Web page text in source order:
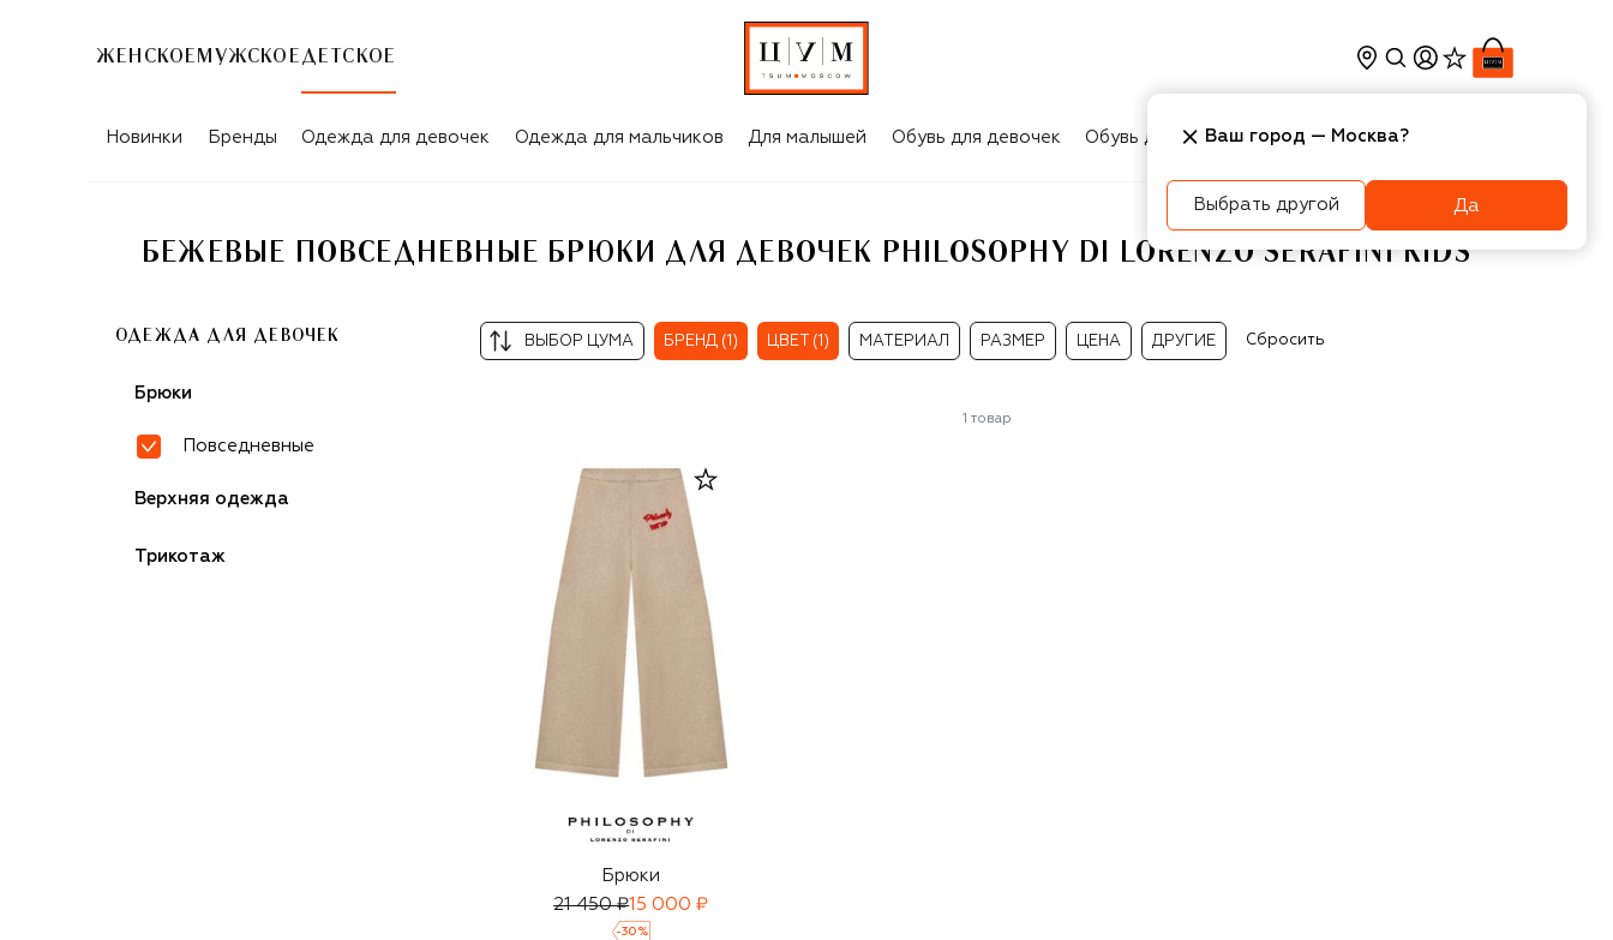
ЖЕНСКОЕ МУЖСКОЕ ДЕТСКОЕ
БЕЖЕВЫЕ ПОВСЕДНЕВНЫЕ БРЮКИ ДЛЯ ДЕВОЧЕК PHILOSOPHY DI LORENZO SERAFINI KIDS
Новинки Бренды Одежда для девочек Одежда для мальчиков Для малышей Обувь для девочек Обувь для мальчиков Игрушки Аксесcуары
БЕЖЕВЫЕ ПОВСЕДНЕВНЫЕ БРЮКИ ДЛЯ ДЕВОЧЕК PHILOSOPHY DI LORENZO SERAFINI KIDS
ОДЕЖДА ДЛЯ ДЕВОЧЕК
Брюки
Повседневные
Верхняя одежда
Трикотаж
ВЫБОР ЦУМА БРЕНД (1) ЦВЕТ (1) МАТЕРИАЛ РАЗМЕР ЦЕНА ДРУГИЕ Сбросить
1 товар
Брюки
21 450 ₽15 000 ₽
-30 %
Ваш город — Москва?
Выбрать другой Да